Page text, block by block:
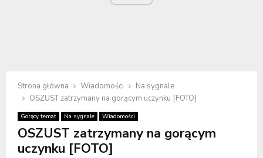
Strona główna Wiadomości
Na sygnale
OSZUST zatrzymany na gorącym uczynku [FOTO]
Gorący temat Na sygnale Wiadomości
OSZUST zatrzymany na gorącym
uczynku [FOTO]